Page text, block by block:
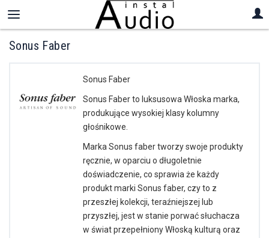
Sonus Faber
Sonus Faber
Sonus Faber to luksusowa Włoska marka,
produkujące wysokiej klasy kolumny
głośnikowe.
Marka Sonus faber tworzy swoje produkty
ręcznie, w oparciu o długoletnie
doświadczenie, co sprawia że każdy
produkt marki Sonus faber, czy to z
przeszłej kolekcji, teraźniejszej lub
przyszłej, jest w stanie porwać słuchacza
w świat przepełniony Włoską kulturą oraz